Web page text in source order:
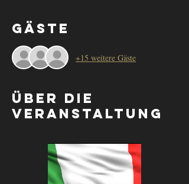
Gäste
+15 weitere Gäste
Über die
Veranstaltung